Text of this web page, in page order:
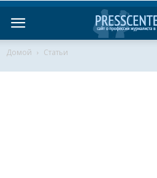
Домой Статьи